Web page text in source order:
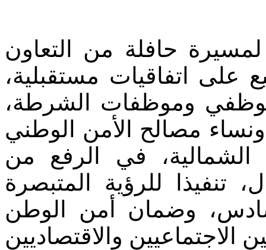
لمسيرة حافلة من التعاون
على اتفاقيات مستقبلية،
وموظفات الشرطة،
ونساء مصالح الأمن الوطني
الشمالية، في الرفع من
تنفيذا للرؤية المتبصرة
وضمان أمن الوطن
الاجتماعيين والاقتصاديين